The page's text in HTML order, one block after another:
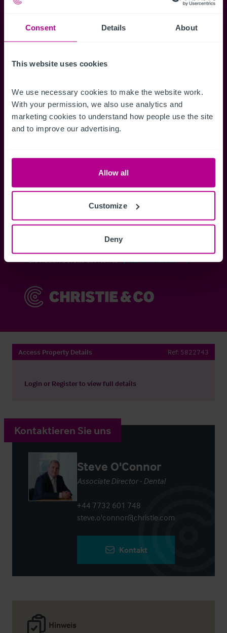
Consent Details About
This website uses cookies
We use necessary cookies to make the website work.
With your permission, we also use analytics and
marketing cookies to understand how people use the site
and to improve our advertising.
Allow all
Customize
Deny
Suchkriterien zu speichern und
Zugriff auf alle
Informationen
Verkaufsmandate - exklusiv für
Speichern
Suchkriterien
Sie haben bereits ein Konto? Jetzt anmelden
Access Property Details Ref: 5822743
Login or Registerto view full details
Hinweis
Kontaktieren Sie uns
Steve O'Connor
Associate Director - Dental
+44 7732 601 748
steve.o'connor@christie.com
Kontakt